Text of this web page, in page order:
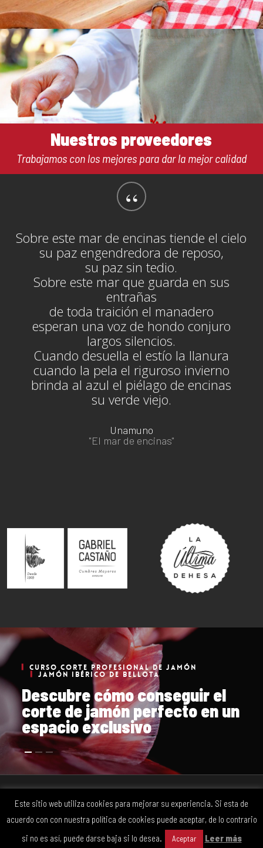
Nuestros proveedores
Trabajamos con los mejores para dar la mejor calidad
“
Sobre este mar de encinas tiende el cielo
su paz engendredora de reposo,
su paz sin tedio.
Sobre este mar que guarda en sus
entrañas
de toda traición el manadero
esperan una voz de hondo conjuro
largos silencios.
Cuando desuella el estío la llanura
cuando la pela el riguroso invierno
brinda al azul el piélago de encinas
su verde viejo.
Unamuno
"El mar de encinas"
CURSO CORTE PROFESIONAL DE JAMÓN
JAMÓN IBÉRICO DE BELLOTA
Descubre cómo conseguir el
corte de jamón perfecto en un
espacio exclusivo
de Publicidad
facebookyoutubeinstagram
Este sitio web utiliza cookies para mejorar su experiencia. Si esta de
acuerdo con con nuestra política de cookies puede aceptar, de lo contrario
si no es así, puede darse baja si lo desea.
Aceptar Leer más